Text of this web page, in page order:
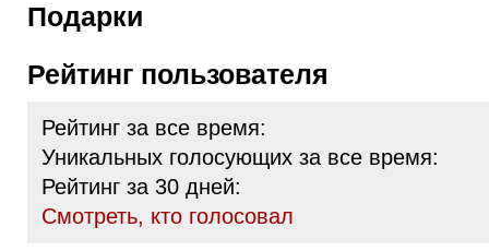
Подарки
Рейтинг пользователя
Рейтинг за все время:
Уникальных голосующих за все время:
Рейтинг за 30 дней:
Cмотреть, кто голосовал